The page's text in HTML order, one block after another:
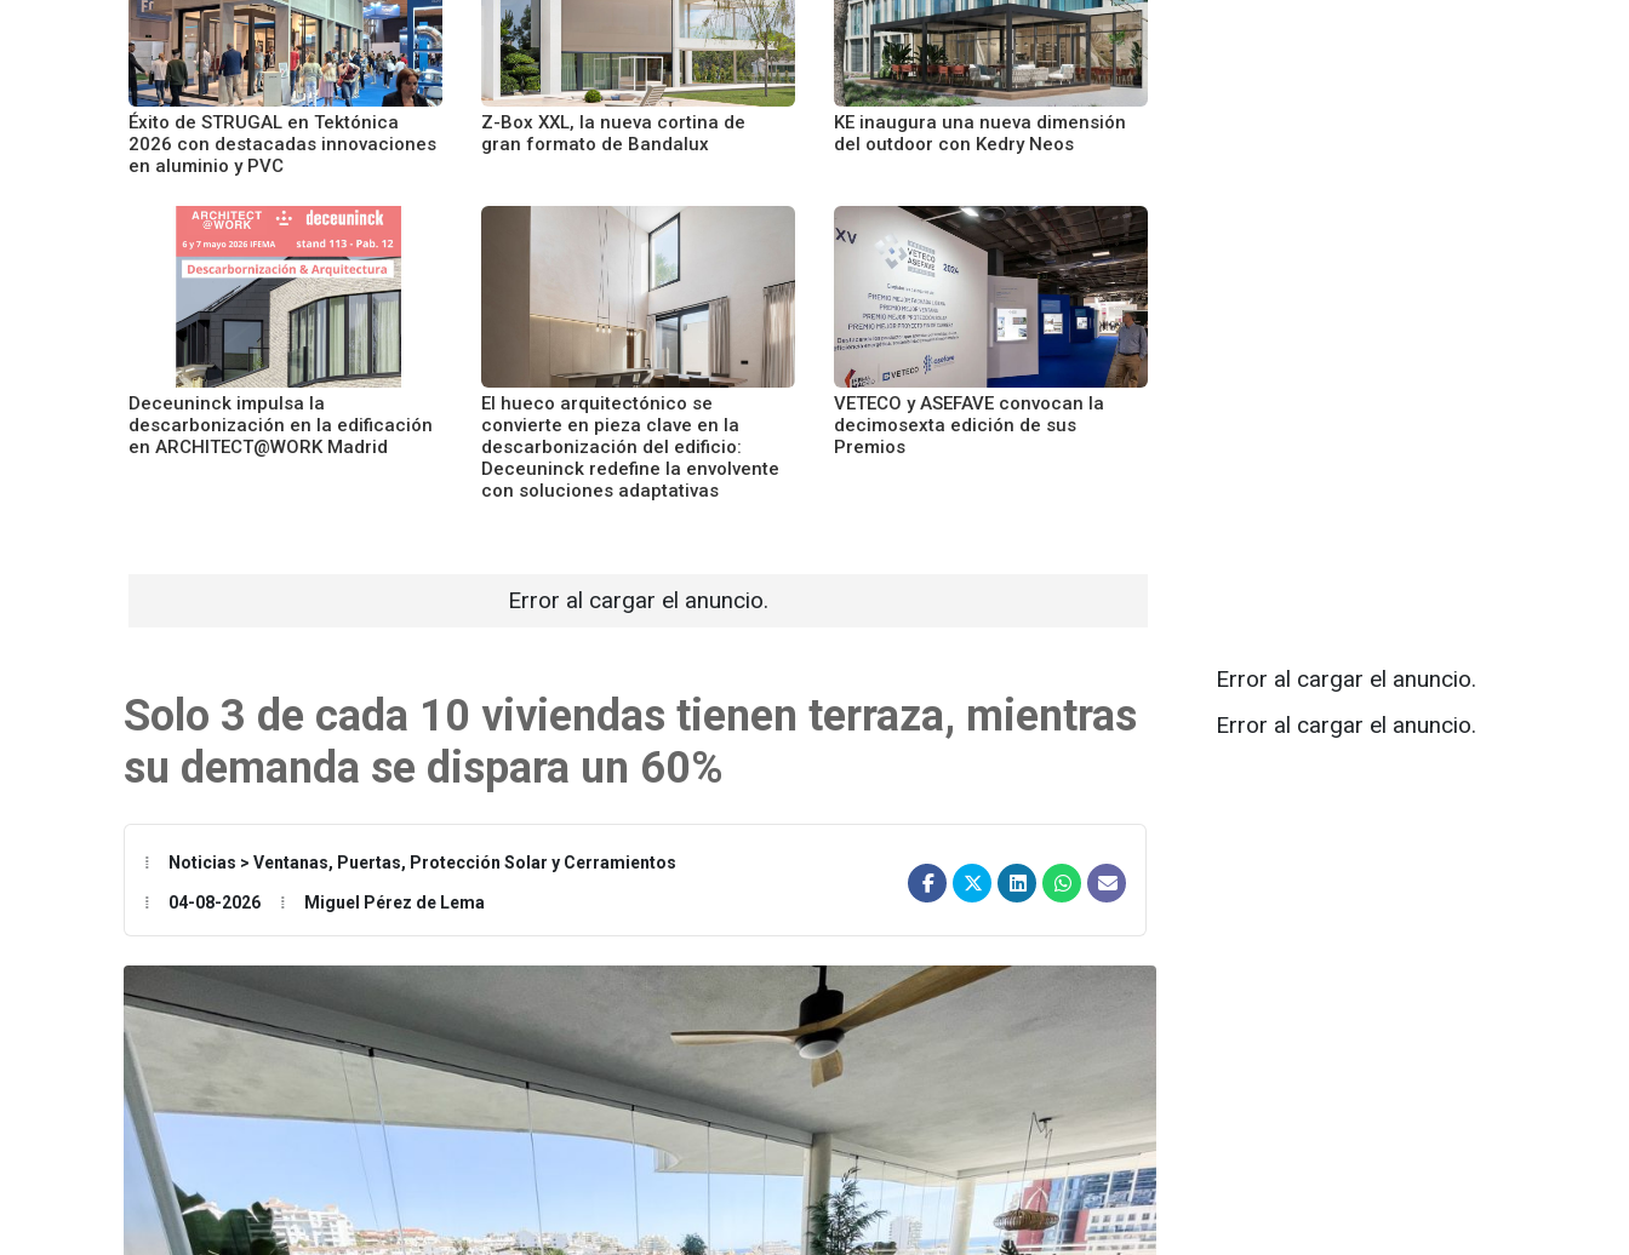
Éxito de STRUGAL en Tektónica
2026 con destacadas innovaciones
en aluminio y PVC
Z-Box XXL, la nueva cortina de
gran formato de Bandalux
KE inaugura una nueva dimensión
del outdoor con Kedry Neos
Deceuninck impulsa la
descarbonización en la edificación
en ARCHITECT@WORK Madrid
El hueco arquitectónico se
convierte en pieza clave en la
descarbonización del edificio:
Deceuninck redefine la envolvente
con soluciones adaptativas
VETECO y ASEFAVE convocan la
decimosexta edición de sus
Premios
Error al cargar el anuncio.
Solo 3 de cada 10 viviendas tienen terraza, mientras
su demanda se dispara un 60%
Noticias > Ventanas, Puertas, Protección Solar y Cerramientos
04-08-2026 Miguel Pérez de Lema
Error al cargar el anuncio.
Error al cargar el anuncio.